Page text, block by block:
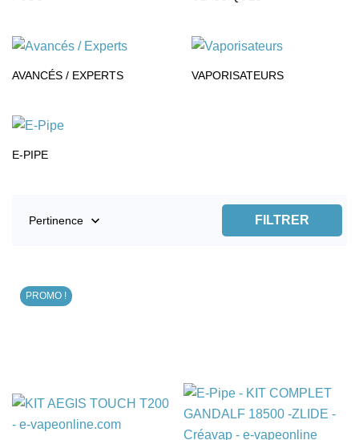
AVANCÉS / EXPERTS VAPORISATEURS
E-PIPE
Pertinence  FILTRER
PROMO !